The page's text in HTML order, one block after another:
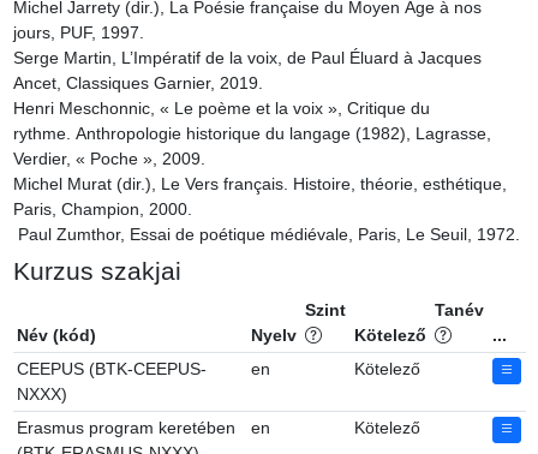
Michel Jarrety (dir.), La Poésie française du Moyen Âge à nos
jours, PUF, 1997.
Serge Martin, L’Impératif de la voix, de Paul Éluard à Jacques
Ancet, Classiques Garnier, 2019.
Henri Meschonnic, « Le poème et la voix », Critique du
rythme. Anthropologie historique du langage (1982), Lagrasse,
Verdier, « Poche », 2009.
Michel Murat (dir.), Le Vers français. Histoire, théorie, esthétique,
Paris, Champion, 2000.
Paul Zumthor, Essai de poétique médiévale, Paris, Le Seuil, 1972.
Kurzus szakjai
Név (kód) Nyelv
Szint
Kötelező
Tanév
...
CEEPUS (BTK-CEEPUS-
NXXX)
en Kötelező
Erasmus program keretében
en Kötelező